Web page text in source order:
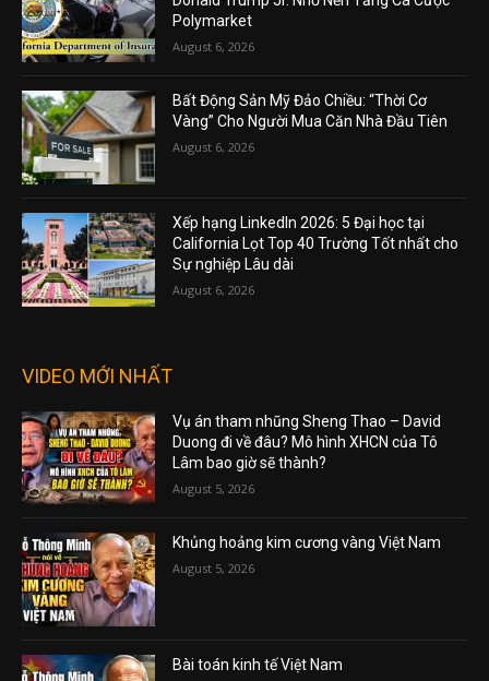
Polymarket
August 6, 2026
Bất Động Sản Mỹ Đảo Chiều: “Thời Cơ
Vàng” Cho Người Mua Căn Nhà Đầu Tiên
August 6, 2026
Xếp hạng LinkedIn 2026: 5 Đại học tại
California Lọt Top 40 Trường Tốt nhất cho
Sự nghiệp Lâu dài
August 6, 2026
VIDEO MỚI NHẤT
Vụ án tham nhũng Sheng Thao – David
Duong đi về đâu? Mô hình XHCN của Tô
Lâm bao giờ sẽ thành?
August 5, 2026
Khủng hoảng kim cương vàng Việt Nam
August 5, 2026
Bài toán kinh tế Việt Nam